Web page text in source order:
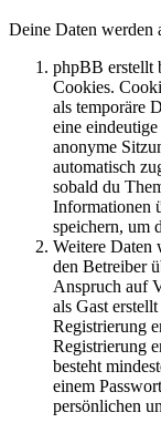
Deine Daten werden
phpBB erstellt
Cookies.
als temporäre
eine
anonyme
automatisch
sobald du
Informationen
speichern, um
Weitere Daten
den Betreiber
Anspruch auf
als Gast
Registrierung
Registrierung
besteht
einem
persönlichen